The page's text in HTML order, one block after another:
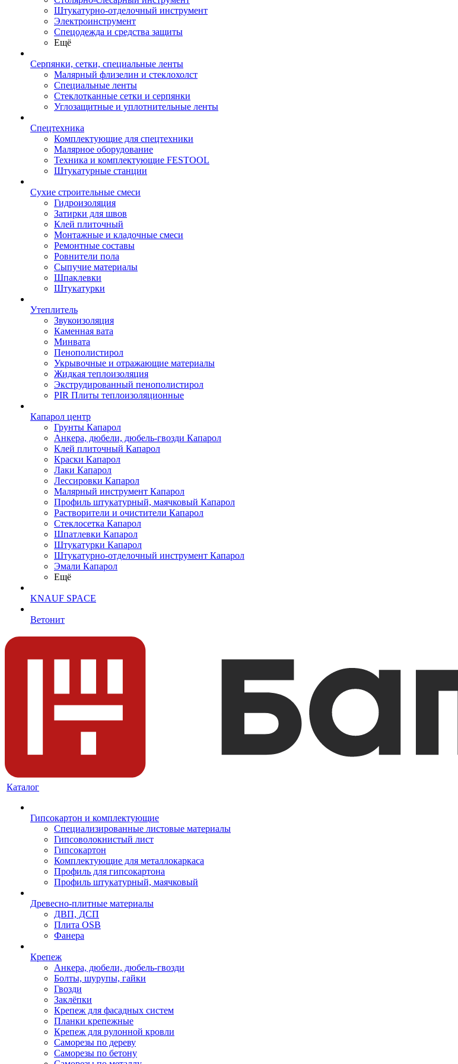
Штукатурно-отделочный инструмент
Электроинструмент
Спецодежда и средства защиты
Ещё
Серпянки, сетки, специальные ленты
Малярный флизелин и стеклохолст
Специальные ленты
Стеклотканные сетки и серпянки
Углозащитные и уплотнительные ленты
Спецтехника
Комплектующие для спецтехники
Малярное оборудование
Техника и комплектующие FESTOOL
Штукатурные станции
Сухие строительные смеси
Гидроизоляция
Затирки для швов
Клей плиточный
Монтажные и кладочные смеси
Ремонтные составы
Ровнители пола
Сыпучие материалы
Шпаклевки
Штукатурки
Утеплитель
Звукоизоляция
Каменная вата
Минвата
Пенополистирол
Укрывочные и отражающие материалы
Жидкая теплоизоляция
Экструдированный пенополистирол
PIR Плиты теплоизоляционные
Капарол центр
Грунты Капарол
Анкера, дюбели, дюбель-гвозди Капарол
Клей плиточный Капарол
Краски Капарол
Лаки Капарол
Лессировки Капарол
Малярный инструмент Капарол
Профиль штукатурный, маячковый Капарол
Растворители и очистители Капарол
Cтеклосетка Капарол
Шпатлевки Капарол
Штукатурки Капарол
Штукатурно-отделочный инструмент Капарол
Эмали Капарол
Ещё
KNAUF SPACE
Ветонит
Каталог
Гипсокартон и комплектующие
Специализированные листовые материалы
Гипсоволокнистый лист
Гипсокартон
Комплектующие для металлокаркаса
Профиль для гипсокартона
Профиль штукатурный, маячковый
Древесно-плитные материалы
ДВП, ДСП
Плита OSB
Фанера
Крепеж
Анкера, дюбели, дюбель-гвозди
Болты, шурупы, гайки
Гвозди
Заклёпки
Крепеж для фасадных систем
Планки крепежные
Крепеж для рулонной кровли
Саморезы по дереву
Саморезы по бетону